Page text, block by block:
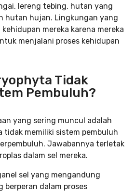
lereng tebing, hutan yang
hutan hujan. Lingkungan yang
mereka karena mereka
menjalani proses kehidupan
Tidak
Pembuluh?
yang sering muncul adalah
tidak memiliki sistem pembuluh
Jawabannya terletak
dalam sel mereka.
sel yang mengandung
berperan dalam proses